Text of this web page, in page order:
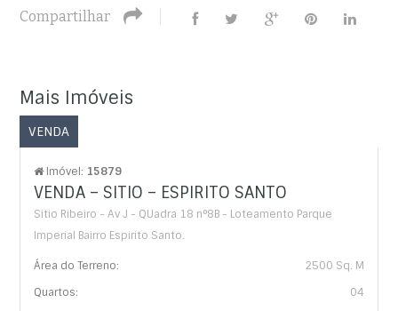
Compartilhar
Mais Imóveis
VENDA
Imóvel: 15879
VENDA – SITIO – ESPIRITO SANTO
Sitio Ribeiro - Av J - QUadra 18 n°8B - Loteamento Parque
Imperial Bairro Espirito Santo.
Área do Terreno:
2500 Sq. M
Quartos:
04